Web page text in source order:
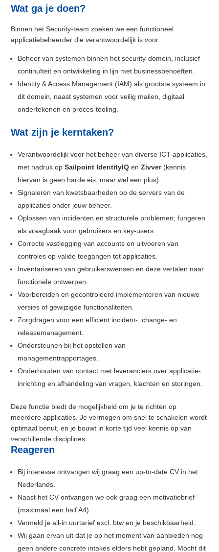
Wat ga je doen?
Binnen het Security-team zoeken we een functioneel
applicatiebeheerder die verantwoordelijk is voor:
Beheer van systemen binnen het security-domein, inclusief
continuïteit en ontwikkeling in lijn met businessbehoeften.
Identity & Access Management (IAM) als grootste systeem in
dit domein, naast systemen voor veilig mailen, digitaal
ondertekenen en proces-tooling.
Wat zijn je kerntaken?
Verantwoordelijk voor het beheer van diverse ICT-applicaties,
met nadruk opSailpoint IdentityIQ enZivver(kennis
hiervan is geen harde eis, maar wel een plus).
Signaleren van kwetsbaarheden op de servers van de
applicaties onder jouw beheer.
Oplossen van incidenten en structurele problemen; fungeren
als vraagbaak voor gebruikers en key-users.
Correcte vastlegging van accounts en uitvoeren van
controles op valide toegangen tot applicaties.
Inventariseren van gebruikerswensen en deze vertalen naar
functionele ontwerpen.
Voorbereiden en gecontroleerd implementeren van nieuwe
versies of gewijzigde functionaliteiten.
Zorgdragen voor een efficiënt incident-, change- en
releasemanagement.
Ondersteunen bij het opstellen van
managementrapportages.
Onderhouden van contact met leveranciers over applicatie-
inrichting en afhandeling van vragen, klachten en storingen.
Deze functie biedt de mogelijkheid om je te richten op
meerdere applicaties. Je vermogen om snel te schakelen wordt
optimaal benut, en je bouwt in korte tijd veel kennis op van
verschillende disciplines.
Reageren
Bij interesse ontvangen wij graag een up-to-date CV in het
Nederlands.
Naast het CV ontvangen we ook graag een motivatiebrief
(maximaal een half A4).
Vermeld je all-in uurtarief excl. btw en je beschikbaarheid.
Wij gaan ervan uit dat je op het moment van aanbieden nog
geen andere concrete intakes elders hebt gepland. Mocht dit